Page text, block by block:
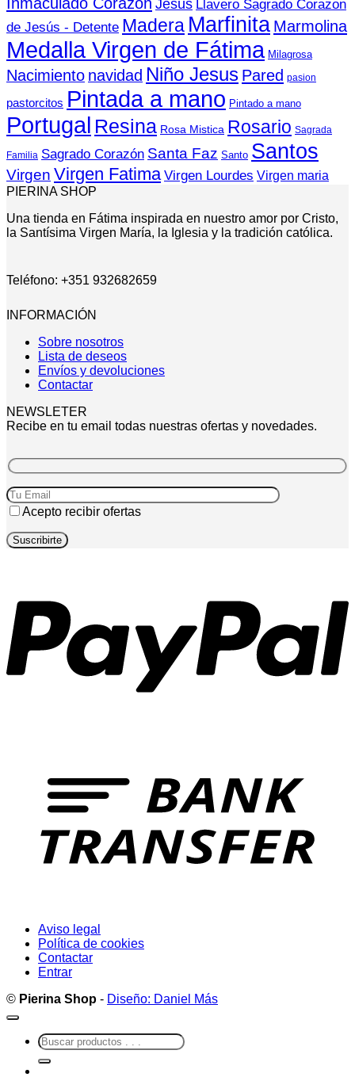
Jesús Llavero Sagrado Corazon
de Jesús - Detente Madera Marfinita Marmolina
Medalla Virgen de Fátima Milagrosa
Nacimiento navidad Niño Jesus Pared pasion
pastorcitos Pintada a mano Pintado a mano
Portugal Resina Rosa Mistica Rosario Sagrada
Familia Sagrado Corazón Santa Faz Santo Santos
Virgen Virgen Fatima Virgen Lourdes Virgen maria
PIERINA SHOP
Una tienda en Fátima inspirada en nuestro amor por Cristo,
la Santísima Virgen María, la Iglesia y la tradición católica.
Teléfono: +351 932682659
INFORMACIÓN
Sobre nosotros
Lista de deseos
Envíos y devoluciones
Contactar
NEWSLETER
Recibe en tu email todas nuestras ofertas y novedades.
Acepto recibir ofertas
Aviso legal
Política de cookies
Contactar
Entrar
© Pierina Shop - Diseño: Daniel Más
Buscar
por: